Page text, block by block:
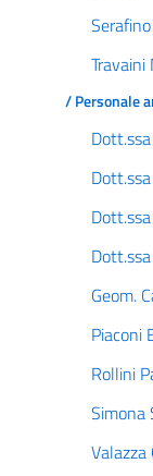
Travaini
/ Personale
Geom.
Piaconi
Rollini
Simona
Valazza